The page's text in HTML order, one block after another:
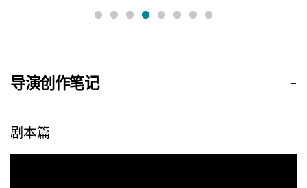
导演创作笔记 -
剧本篇